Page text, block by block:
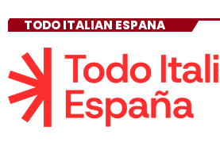
TODO ITALIAN ESPANA